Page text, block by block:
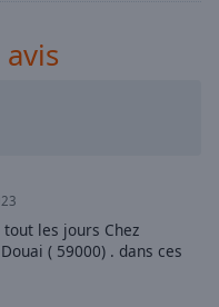
les jours Chez
( 59000) . dans ces